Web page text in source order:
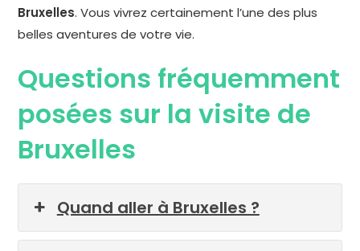
Bruxelles. Vous vivrez certainement l’une des plus
belles aventures de votre vie.
Questions fréquemment
posées sur la visite de
Bruxelles
Quand aller à Bruxelles ?